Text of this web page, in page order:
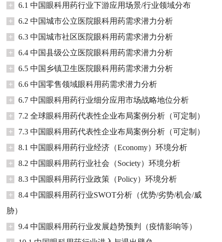
+
6.1 中国眼科用药行业下游应用场景/行业领域分布
+
6.2 中国城市公立医院眼科用药需求潜力分析
+
6.3 中国城市社区医院眼科用药需求潜力分析
+
6.4 中国县级公立医院眼科用药需求潜力分析
+
6.5 中国乡镇卫生医院眼科用药需求潜力分析
+
6.6 中国零售领域眼科用药需求潜力分析
+
6.7 中国眼科用药行业细分应用市场战略地位分析
+
7.2 全球眼科用药代表性企业布局案例分析（可定制）
+
7.3 中国眼科用药代表性企业布局案例分析（可定制）
+
8.1 中国眼科用药行业经济（Economy）环境分析
+
8.2 中国眼科用药行业社会（Society）环境分析
+
8.3 中国眼科用药行业政策（Policy）环境分析
+
8.4 中国眼科用药行业SWOT分析（优势/劣势/机会/威
胁）
+
9.4 中国眼科用药行业发展趋势预判（疫情影响等）